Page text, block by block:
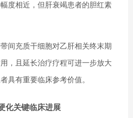
度相近，但肝衰竭患者的胆红素
间充质干细胞对乙肝相关终末期
，且延长治疗疗程可进一步放大
具有重要临床参考价值。
化关键临床进展